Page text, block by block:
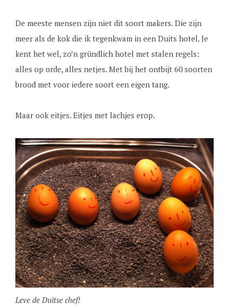
De meeste mensen zijn niet dit soort makers. Die zijn
meer als de kok die ik tegenkwam in een Duits hotel. Je
kent het wel, zo’n gründlich hotel met stalen regels:
alles op orde, alles netjes. Met bij het ontbijt 60 soorten
brood met voor iedere soort een eigen tang.
Maar ook eitjes. Eitjes met lachjes erop.
Leve de Duitse chef!